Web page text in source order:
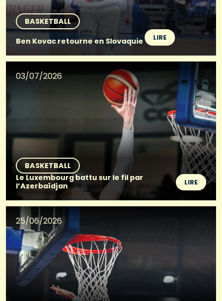
BASKETBALL
Ben Kovac retourne en Slovaquie
LIRE
03/07/2026
BASKETBALL
Le Luxembourg battu sur le fil par
l’Azerbaïdjan
LIRE
25/06/2026